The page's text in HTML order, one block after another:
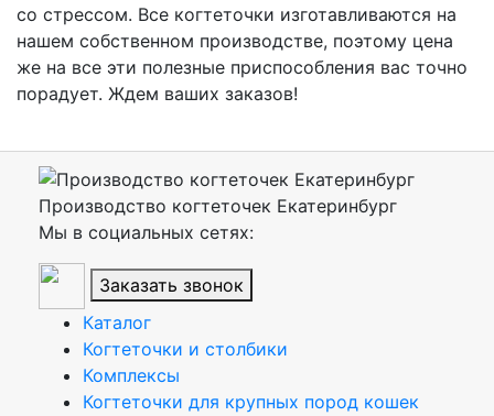
со стрессом. Все когтеточки изготавливаются на
нашем собственном производстве, поэтому цена
же на все эти полезные приспособления вас точно
порадует. Ждем ваших заказов!
Производство когтеточек Екатеринбург
Мы в социальных сетях:
Заказать звонок
Каталог
Когтеточки и столбики
Комплексы
Когтеточки для крупных пород кошек